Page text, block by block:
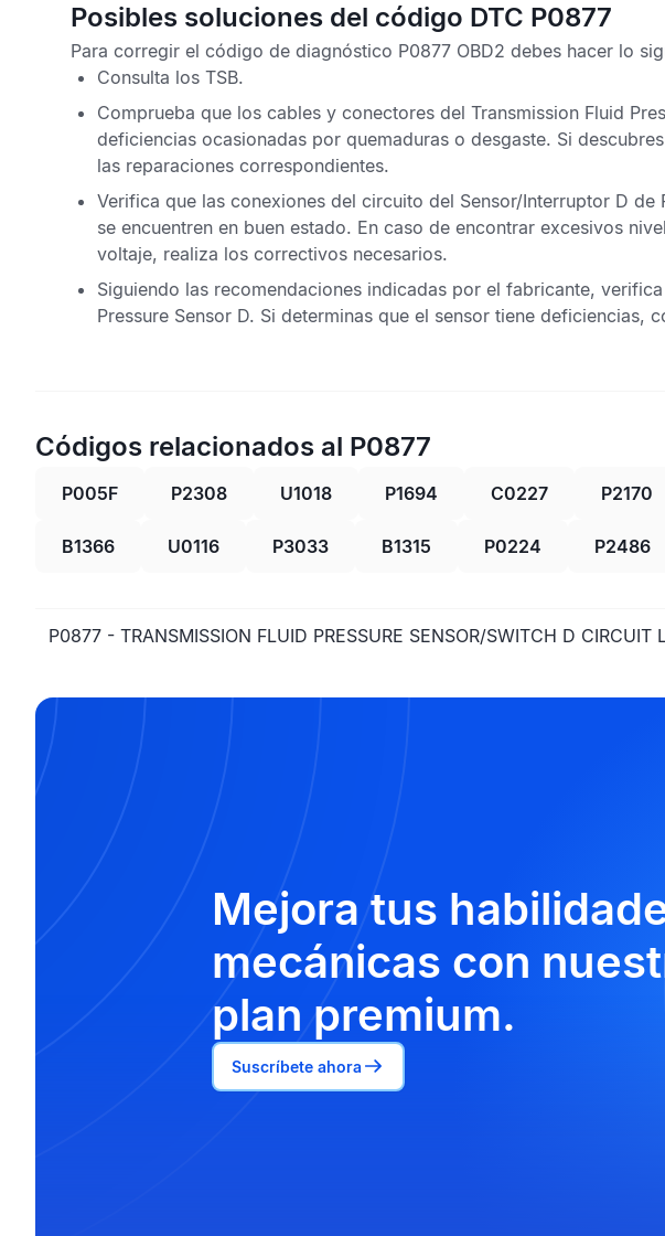
Posibles soluciones del código DTC P0877
Para corregir el código de diagnóstico P0877 OBD2 debes hacer lo
Consulta los TSB.
Comprueba que los cables y conectores del Transmission Fluid
deficiencias ocasionadas por quemaduras o desgaste. Si
las reparaciones correspondientes.
Verifica que las conexiones del circuito del Sensor/Interruptor D de
se encuentren en buen estado. En caso de encontrar excesivos
voltaje, realiza los correctivos necesarios.
Siguiendo las recomendaciones indicadas por el fabricante,
Pressure Sensor D. Si determinas que el sensor tiene deficiencias,
Códigos relacionados al P0877
P005F P2308 U1018 P1694 C0227 P2170
B1366 U0116 P3033 B1315 P0224 P2486
P0877 - TRANSMISSION FLUID PRESSURE SENSOR/SWITCH D CIRCUIT
Mejora tus
mecánicas con
plan premium.
Suscríbete ahora